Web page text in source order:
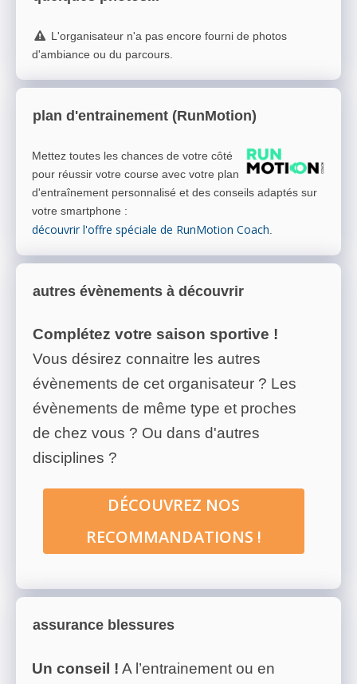
L'organisateur n'a pas encore fourni de photos
d'ambiance ou du parcours.
plan d'entrainement (RunMotion)
Mettez toutes les chances de votre côté
pour réussir votre course avec votre plan
d'entraînement personnalisé et des conseils adaptés sur
votre smartphone :
découvrir l'offre spéciale de RunMotion Coach.
autres évènements à découvrir
Complétez votre saison sportive !
Vous désirez connaitre les autres
évènements de cet organisateur ? Les
évènements de même type et proches
de chez vous ? Ou dans d'autres
disciplines ?
DÉCOUVREZ NOS
RECOMMANDATIONS !
assurance blessures
Un conseil ! A l’entrainement ou en